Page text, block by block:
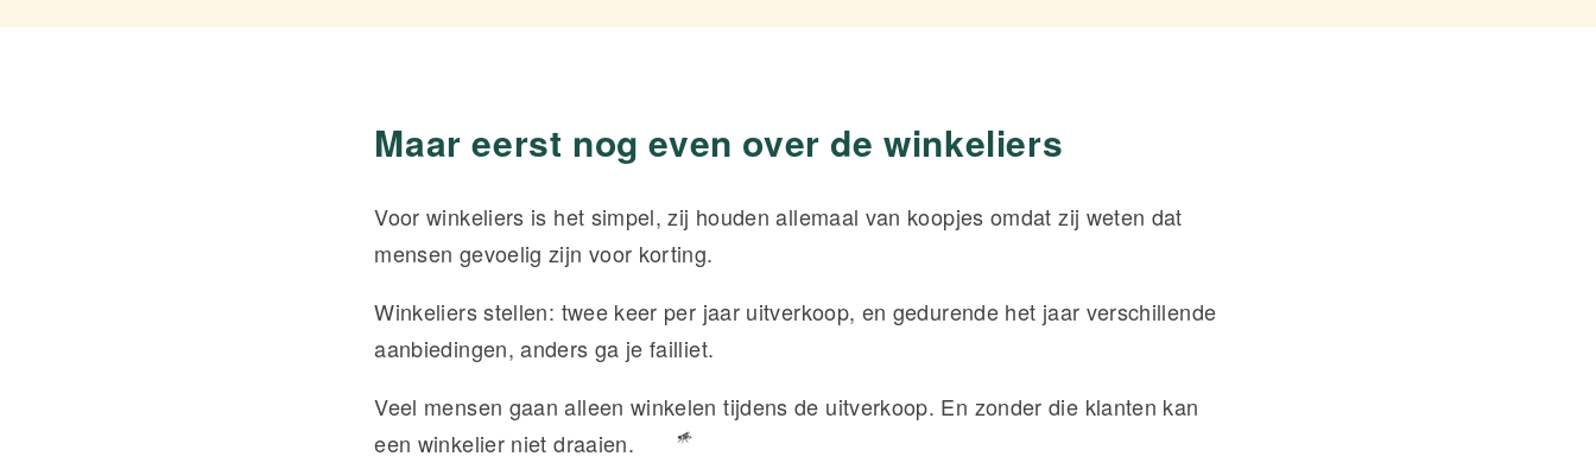
Maar eerst nog even over de winkeliers
Voor winkeliers is het simpel, zij houden allemaal van koopjes omdat zij weten dat
mensen gevoelig zijn voor korting.
Winkeliers stellen: twee keer per jaar uitverkoop, en gedurende het jaar verschillende
aanbiedingen, anders ga je failliet.
Veel mensen gaan alleen winkelen tijdens de uitverkoop. En zonder die klanten kan
een winkelier niet draaien.